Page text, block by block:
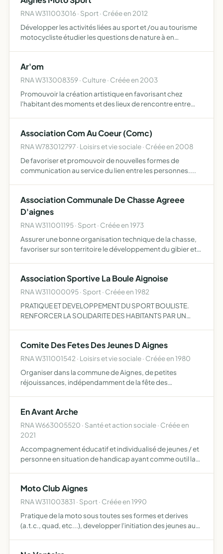
RNA W311003016 · Sport · Créée en 2012
Développer les activités liées au sport et /ou au tourisme
motocycliste étudier les questions de nature à en
Ar'om
RNA W313008359 · Culture · Créée en 2003
Promouvoir la création artistique en favorisant chez
l'habitant des moments et des lieux de rencontre entre
Association Com Au Coeur (Comc)
RNA W783012797 · Loisirs et vie sociale · Créée en 2008
De favoriser et promouvoir de nouvelles formes de
communication au service du lien entre les personnes....
Association Communale De Chasse Agreee
D'aignes
RNA W311001195 · Sport · Créée en 1973
Assurer une bonne organisation technique de la chasse,
favoriser sur son territoire le développement du gibier et
cynégétiqu…
Association Sportive La Boule Aignoise
RNA W311000095 · Sport · Créée en 1982
PRATIQUE ET DEVELOPPEMENT DU SPORT BOULISTE.
RENFORCER LA SOLIDARITE DES HABITANTS PAR UN
Comite Des Fetes Des Jeunes D Aignes
RNA W311001542 · Loisirs et vie sociale · Créée en 1980
Organiser dans la commune de Aignes, de petites
réjouissances, indépendamment de la fête des
En Avant Arche
RNA W663005520 · Santé et action sociale · Créée en
2021
Accompagnement éducatif et individualisé de jeunes / et
personne en situation de handicap ayant comme outil la
Moto Club Aignes
RNA W311003831 · Sport · Créée en 1990
Pratique de la moto sous toutes ses formes et derives
(a.t.c., quad, etc...), developper l'initiation des jeunes au